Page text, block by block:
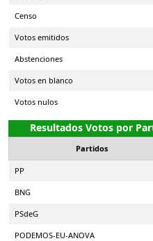
Censo
Votos emitidos
Abstenciones
Votos en blanco
Votos nulos
Resultados Votos por
Partidos
PP
BNG
PSdeG
PODEMOS-EU-ANOVA